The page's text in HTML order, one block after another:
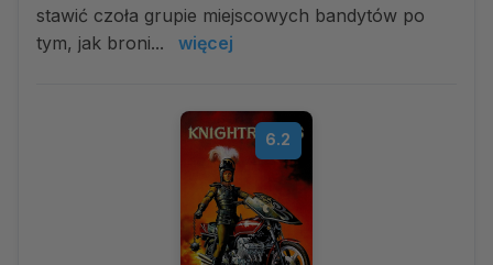
stawić czoła grupie miejscowych bandytów po
tym, jak broni...
więcej
6.2